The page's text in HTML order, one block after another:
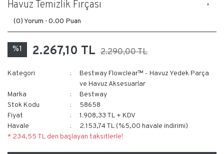
Havuz Temizlik Fırçası
(0) Yorum -0.00 Puan
%1 2.267,10 TL 2.290,00 TL
Kategori
Bestway Flowclear™ - Havuz Yedek Parça
ve Havuz Aksesuarlar
Marka
Bestway
Stok Kodu
58658
Fiyat
1.908,33 TL + KDV
Havale
2.153,74 TL (%5,00 havale indirimi)
* 234,55 TL den başlayan taksitlerle!